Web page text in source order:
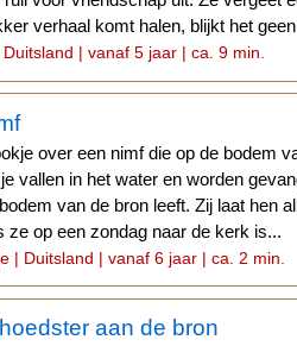
verhaal komt halen, blijkt het
| vanaf 5 jaar | ca. 9 min.
over een nimf die op de bodem
vallen in het water en worden
van de bron leeft. Zij laat hen
ze op een zondag naar de kerk is...
| Duitsland | vanaf 6 jaar | ca. 2 min.
aan de bron